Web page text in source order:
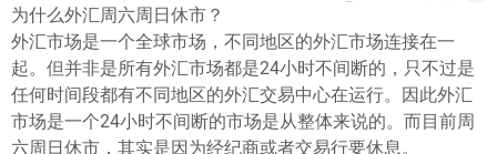
为什么外汇周六周日休市？
外汇市场是一个全球市场，不同地区的外汇市场连接在一
起。但并非是所有外汇市场都是24小时不间断的，只不过是
任何时间段都有不同地区的外汇交易中心在运行。因此外汇
市场是一个24小时不间断的市场是从整体来说的。而目前周
六周日休市，其实是因为经纪商或者交易行要休息。